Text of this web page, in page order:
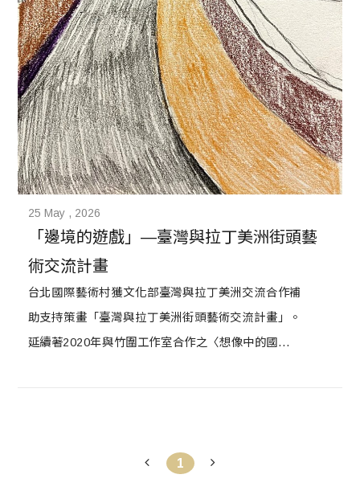
25 May , 2026
「邊境的遊戲」—臺灣與拉丁美洲街頭藝
術交流計畫
台北國際藝術村獲文化部臺灣與拉丁美洲交流合作補
助支持策畫「臺灣與拉丁美洲街頭藝術交流計畫」。
延續著2020年與竹圍工作室合作之〈想像中的國度：
1